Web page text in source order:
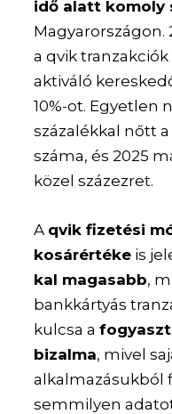
idő alatt komoly
Magyarországon.
a qvik tranzakciók
aktiváló
10%-ot. Egyetlen
százalékkal nőtt
száma, és 2025
közel százezret.
A qvik fizetési
kosárértéke is
kal magasabb,
bankkártyás
kulcsa a
bizalma, mivel
alkalmazásukból
semmilyen